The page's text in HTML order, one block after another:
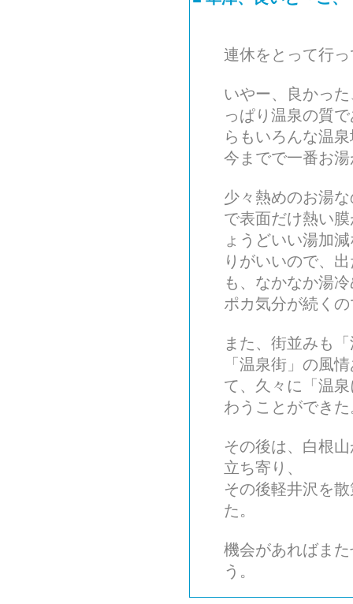
連休をとって行
いやー、良かっ
っぱり温泉の質
らもいろんな温
今までで一番お
少々熱めのお湯
で表面だけ熱い
ょうどいい湯加
りがいいので、
も、なかなか湯
ポカ気分が続く
また、街並みも
「温泉街」の風
て、久々に「温
わうことができ
その後は、白根
立ち寄り、
その後軽井沢を
た。
機会があればま
う。